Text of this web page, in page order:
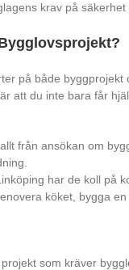
krav på säkerhet
på både byggprojekt
att du inte bara får
från ansökan om
har de koll på
köket, bygga
som kräver